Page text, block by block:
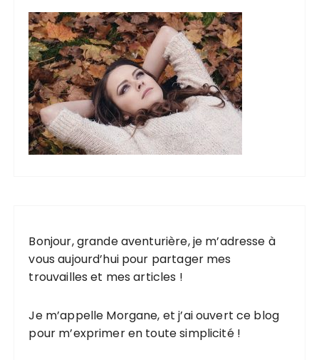
Bonjour, grande aventurière, je m’adresse à
vous aujourd’hui pour partager mes
trouvailles et mes articles !
Je m’appelle Morgane, et j’ai ouvert ce blog
pour m’exprimer en toute simplicité !